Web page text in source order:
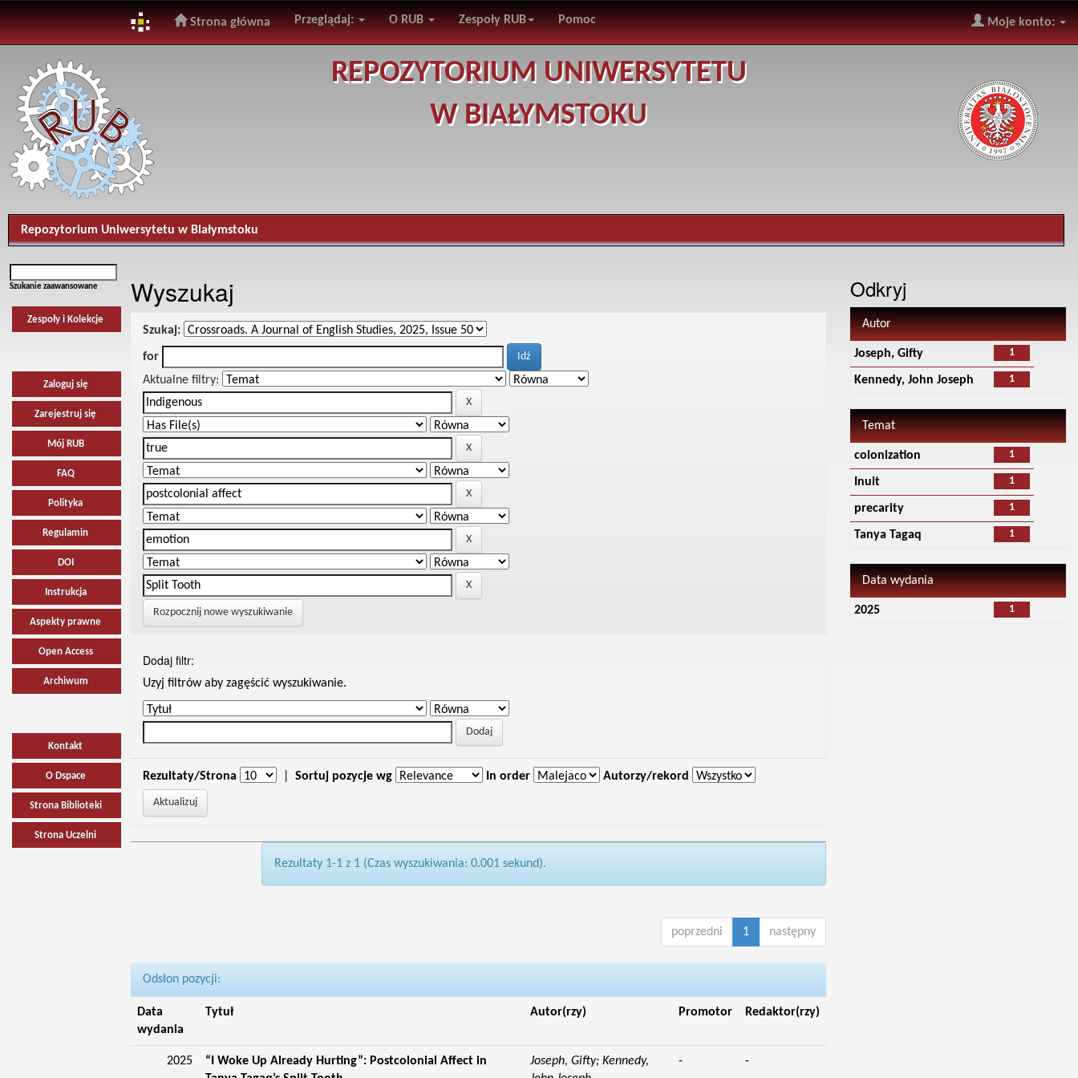
navigation
Strona główna Przeglądaj: O RUB Zespoły RUB Pomoc Moje konto:
REPOZYTORIUM UNIWERSYTETU
W BIAŁYMSTOKU
Repozytorium Uniwersytetu w Białymstoku
Szukanie zaawansowane
Zespoły i Kolekcje
Zaloguj się
Zarejestruj się
Mój RUB
FAQ
Polityka
Regulamin
DOI
Instrukcja
Aspekty prawne
Open Access
Archiwum
Kontakt
O Dspace
Strona Biblioteki
Strona Uczelni
Wyszukaj
Szukaj:
for
Aktualne filtry:
Rozpocznij nowe wyszukiwanie
Dodaj filtr:
Uzyj filtrów aby zagęścić wyszukiwanie.
Rezultaty/Strona Sortuj pozycje wg In order Autorzy/rekord
Rezultaty 1-1 z 1 (Czas wyszukiwania: 0.001 sekund).
poprzedni 1 następny
Odsłon pozycji:
Data
wydania
Tytuł Autor(rzy) Promotor Redaktor(rzy)
2025
“I Woke Up Already Hurting”: Postcolonial Affect in
Joseph, Gifty; Kennedy,
- -
Odkryj
Autor
1
Joseph, Gifty
1
Kennedy, John Joseph
Temat
1
colonization
1
Inuit
1
precarity
1
Tanya Tagaq
Data wydania
1
2025